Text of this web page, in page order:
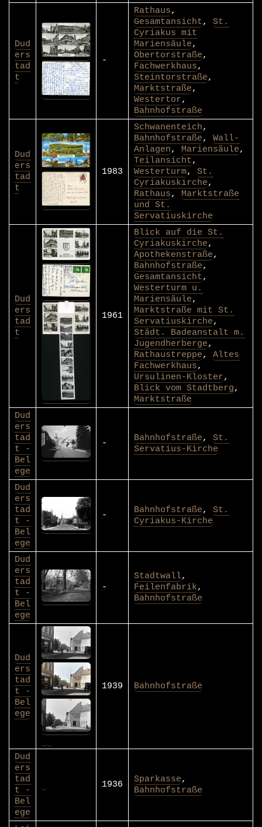
Dud
ers
tad
t
-
Rathaus,
Gesamtansicht, St.
Cyriakus mit
Mariensäule,
Obertorstraße,
Fachwerkhaus,
Steintorstraße,
Marktstraße,
Westertor,
Bahnhofstraße
Dud
ers
tad
t
1983
Schwanenteich,
Bahnhofstraße, Wall-
Anlagen, Mariensäule,
Teilansicht,
Westerturm, St.
Cyriakuskirche,
Rathaus, Marktstraße
und St.
Servatiuskirche
Dud
ers
tad
t
1961
Blick auf die St.
Cyriakuskirche,
Apothekenstraße,
Bahnhofstraße,
Gesamtansicht,
Westerturm u.
Mariensäule,
Marktstraße mit St.
Servatiuskirche,
Städt. Badeanstalt m.
Jugendherberge,
Rathaustreppe, Altes
Fachwerkhaus,
Ursulinen-Kloster,
Blick vom Stadtberg,
Marktstraße
Dud
ers
tad
t -
Bel
ege
- Bahnhofstraße, St.
Servatius-Kirche
Dud
ers
tad
t -
Bel
ege
- Bahnhofstraße, St.
Cyriakus-Kirche
Dud
ers
tad
t -
Bel
ege
-
Stadtwall,
Feilenfabrik,
Bahnhofstraße
Dud
ers
tad
t -
Bel
ege
1939 Bahnhofstraße
Dud
ers
tad
t -
Bel
ege
1936 Sparkasse,
Bahnhofstraße